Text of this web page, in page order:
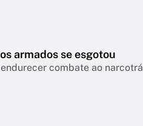
armados se esgotou
combate ao